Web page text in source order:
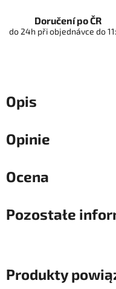
Doručení po ČR
do 24h při objednávce do
Opis
Opinie
Ocena
Pozostałe
Produkty